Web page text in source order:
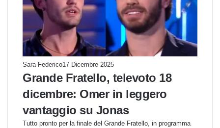
Sara Federico17 Dicembre 2025
Grande Fratello, televoto 18
dicembre: Omer in leggero
vantaggio su Jonas
Tutto pronto per la finale del Grande Fratello, in programma